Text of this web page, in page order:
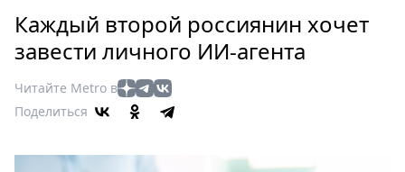
Россия
Мир
Здоровье
Туризм
Мода
Каждый второй россиянин хочет
завести личного ИИ-агента
Читайте Metro в
Поделиться